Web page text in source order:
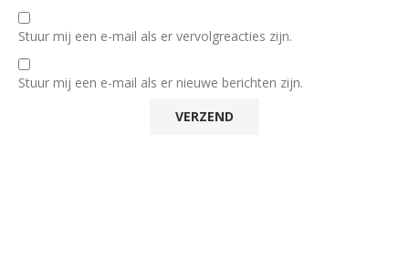
Stuur mij een e-mail als er vervolgreacties zijn.
Stuur mij een e-mail als er nieuwe berichten zijn.